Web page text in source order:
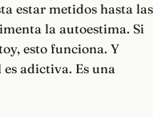
estar metidos hasta las
la autoestima. Si
esto funciona. Y
es adictiva. Es una